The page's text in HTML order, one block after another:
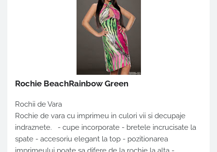
Rochie BeachRainbow Green
Rochii de Vara
Rochie de vara cu imprimeu in culori vii si decupaje
indraznete. - cupe incorporate - bretele incrucisate la
spate - accesoriu elegant la top - pozitionarea